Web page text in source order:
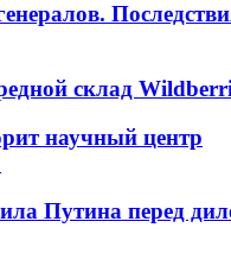
склад
научный центр
Путина перед